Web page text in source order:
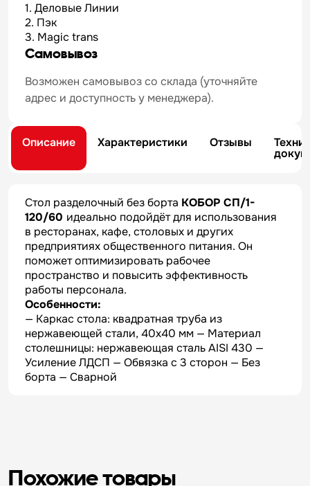
1. Деловые Линии
2. Пэк
3. Magic trans
Самовывоз
Возможен самовывоз со склада (уточняйте
адрес и доступность у менеджера).
Описание Характеристики Отзывы
Стол разделочный без борта КОБОР СП/1-
120/60 идеально подойдёт для использования
в ресторанах, кафе, столовых и других
предприятиях общественного питания. Он
поможет оптимизировать рабочее
пространство и повысить эффективность
работы персонала.
Особенности:
— Каркас стола: квадратная труба из
нержавеющей стали, 40х40 мм — Материал
столешницы: нержавеющая сталь AISI 430 —
Усиление ЛДСП — Обвязка с 3 сторон — Без
борта — Сварной
Похожие товары